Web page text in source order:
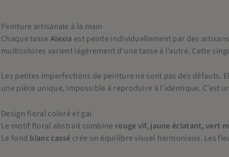
Peinture artisanale à la main
Chaque tasse Alexia est peinte individuellement par des
multicolores varient légèrement d’une tasse à l’autre. Cette
Les petites imperfections de peinture ne sont pas des défauts.
une pièce unique, impossible à reproduire à l’identique.
Design floral coloré et gai
Le motif floral abstrait combine rouge vif, jaune éclatant, vert
Le fond blanc cassé crée un équilibre visuel harmonieux. Les